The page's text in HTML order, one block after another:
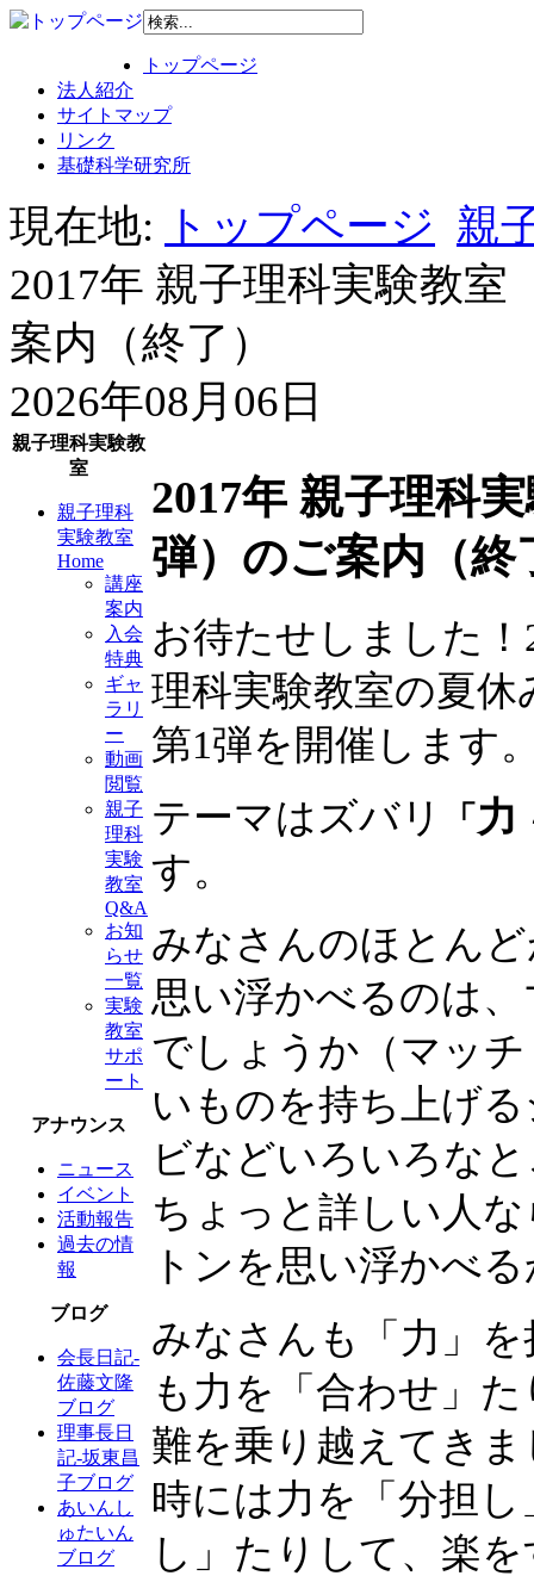
トップページ
法人紹介
サイトマップ
リンク
基礎科学研究所
現在地: トップページ 親
2017年 親子理科実験教
案内（終了）
2026年08月06日
親子理科実験教
室
親子理科
実験教室
Home
講座
案内
入会
特典
ギャ
ラリ
ー
動画
閲覧
親子
理科
実験
教室
Q&A
お知
らせ
一覧
実験
教室
サポ
ート
アナウンス
ニュース
イベント
活動報告
過去の情
報
ブログ
会長日記-
佐藤文隆
ブログ
理事長日
記-坂東昌
子ブログ
あいんし
ゅたいん
ブログ
2017年 親子理科
弾）のご案内（終
お待たせしました！
理科実験教室の夏休
第1弾を開催します
テーマはズバリ
「 力
す。
みなさんのほとん
思い浮かべるのは
でしょうか（マッ
いものを持ち上げ
ビなどいろいろな
ちょっと詳しい人
トンを思い浮かべ
みなさんも「力」
も力を「合わせ」
難を乗り越えてき
時には力を「分担
し」たりして、楽